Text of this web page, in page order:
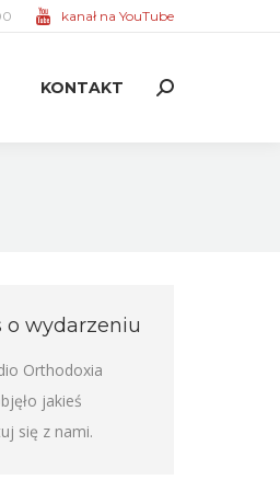
kanał na YouTube
KONTAKT Search:
o wydarzeniu
Orthodoxia
jakieś
się z nami.